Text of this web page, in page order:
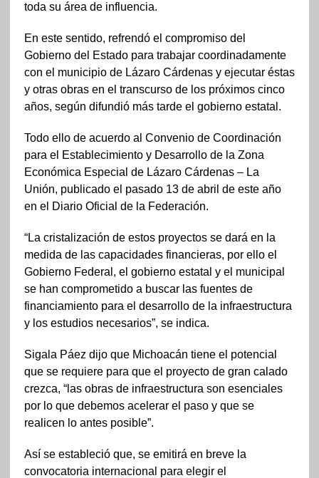
toda su área de influencia.
En este sentido, refrendó el compromiso del
Gobierno del Estado para trabajar coordinadamente
con el municipio de Lázaro Cárdenas y ejecutar éstas
y otras obras en el transcurso de los próximos cinco
años, según difundió más tarde el gobierno estatal.
Todo ello de acuerdo al Convenio de Coordinación
para el Establecimiento y Desarrollo de la Zona
Económica Especial de Lázaro Cárdenas – La
Unión, publicado el pasado 13 de abril de este año
en el Diario Oficial de la Federación.
“La cristalización de estos proyectos se dará en la
medida de las capacidades financieras, por ello el
Gobierno Federal, el gobierno estatal y el municipal
se han comprometido a buscar las fuentes de
financiamiento para el desarrollo de la infraestructura
y los estudios necesarios”, se indica.
Sigala Páez dijo que Michoacán tiene el potencial
que se requiere para que el proyecto de gran calado
crezca, “las obras de infraestructura son esenciales
por lo que debemos acelerar el paso y que se
realicen lo antes posible”.
Así se estableció que, se emitirá en breve la
convocatoria internacional para elegir el